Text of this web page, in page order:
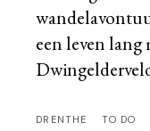
een leven lang
DRENTHE TO DO